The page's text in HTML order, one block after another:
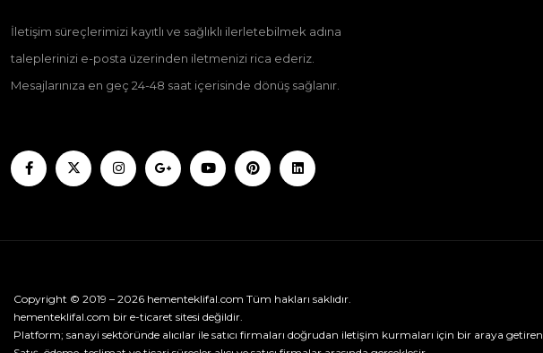
İletişim süreçlerimizi kayıtlı ve sağlıklı ilerletebilmek adına
taleplerinizi e-posta üzerinden iletmenizi rica ederiz.
Mesajlarınıza en geç 24-48 saat içerisinde dönüş sağlanır.
Copyright © 2019 – 2026 hementeklifal.com Tüm hakları saklıdır.
hementeklifal.com bir e-ticaret sitesi değildir.
Platform; sanayi sektöründe alıcılar ile satıcı firmaları doğrudan iletişim kurmaları için bir araya